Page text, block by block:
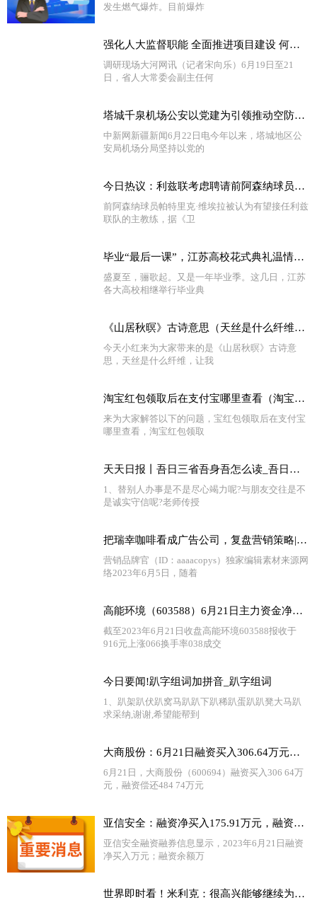
发生燃气爆炸。目前爆炸
强化人大监督职能 全面推进项目建设 何金平带队到济源示范区和焦作市调研“三个一批”项目建设情况 世界要闻
调研现场大河网讯（记者宋向乐）6月19日至21
日，省人大常委会副主任何
塔城千泉机场公安以党建为引领推动空防安全取得新成效 独家焦点
中新网新疆新闻6月22日电今年以来，塔城地区公
安局机场分局坚持以党的
今日热议：利兹联考虑聘请前阿森纳球员维埃拉为新主教练
前阿森纳球员帕特里克·维埃拉被认为有望接任利兹
联队的主教练，据《卫
毕业“最后一课”，江苏高校花式典礼温情告别_环球即时看
盛夏至，骊歌起。又是一年毕业季。这几日，江苏
各大高校相继举行毕业典
《山居秋暝》古诗意思（天丝是什么纤维）_全球快消息
今天小红来为大家带来的是《山居秋暝》古诗意
思，天丝是什么纤维，让我
淘宝红包领取后在支付宝哪里查看（淘宝红包领取后在哪里） 全球热门
来为大家解答以下的问题，宝红包领取后在支付宝
哪里查看，淘宝红包领取
天天日报丨吾日三省吾身吾怎么读_吾日三省吾身读音是什么意思
1、替别人办事是不是尽心竭力呢?与朋友交往是不
是诚实守信呢?老师传授
把瑞幸咖啡看成广告公司，复盘营销策略|世界热议
营销品牌官（ID：aaaacopys）独家编辑素材来源网
络2023年6月5日，随着
高能环境（603588）6月21日主力资金净买入589.81万元-世界报资讯
截至2023年6月21日收盘高能环境603588报收于
916元上涨066换手率038成交
今日要闻!趴字组词加拼音_趴字组词
1、趴架趴伏趴窝马趴趴下趴稀趴蛋趴趴凳大马趴
求采纳,谢谢,希望能帮到
大商股份：6月21日融资买入306.64万元，融资融券余额3.25亿元
6月21日，大商股份（600694）融资买入306 64万
元，融资偿还484 74万元
亚信安全：融资净买入175.91万元，融资余额2857.55万元（06-21） 每日关注
亚信安全融资融券信息显示，2023年6月21日融资
净买入万元；融资余额万
世界即时看！米利克：很高兴能够继续为这件球衣效力，我将努力证明自己配得上